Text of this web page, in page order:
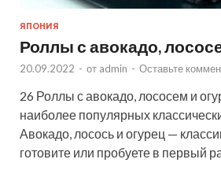
ЯПОНИЯ
Роллы с авокадо,
20.09.2022 - от admin - Оставьте
26 Роллы с авокадо, лососем и
наиболее популярных
Авокадо, лосось и огурец —
готовите или пробуете в первый